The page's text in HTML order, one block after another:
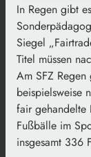
In Regen gibt
Siegel
Titel müssen
Am SFZ
beispielsweise
fair gehandelte
Fußbälle im
insgesamt 336